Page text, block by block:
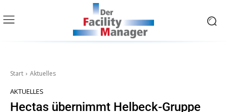
Start Aktuelles
AKTUELLES
Hectas übernimmt Helbeck-Gruppe